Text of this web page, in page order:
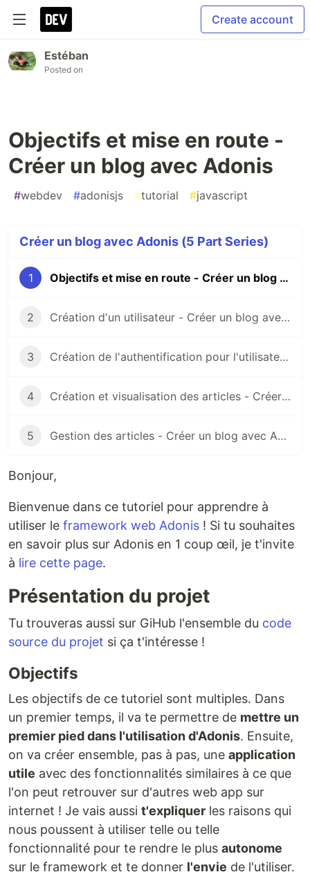
Create account
Estéban
Posted on
Objectifs et mise en route -
Créer un blog avec Adonis
#webdev #adonisjs #tutorial #javascript
Créer un blog avec Adonis (5 Part Series)
1 Objectifs et mise en route - Créer un blog avec Adonis
2 Création d'un utilisateur - Créer un blog avec Adonis
3 Création de l'authentification pour l'utilisateur - Créer un blog avec Adonis
4 Création et visualisation des articles - Créer un blog avec Adonis
5 Gestion des articles - Créer un blog avec Adonis
Bonjour,
Bienvenue dans ce tutoriel pour apprendre à
utiliser le framework web Adonis ! Si tu souhaites
en savoir plus sur Adonis en 1 coup œil, je t'invite
à lire cette page.
Présentation du projet
Tu trouveras aussi sur GiHub l'ensemble du code
source du projet si ça t'intéresse !
Objectifs
Les objectifs de ce tutoriel sont multiples. Dans
un premier temps, il va te permettre de mettre un
premier pied dans l'utilisation d'Adonis. Ensuite,
on va créer ensemble, pas à pas, une application
utile avec des fonctionnalités similaires à ce que
l'on peut retrouver sur d'autres web app sur
internet ! Je vais aussi t'expliquer les raisons qui
nous poussent à utiliser telle ou telle
fonctionnalité pour te rendre le plus autonome
sur le framework et te donner l'envie de l'utiliser.